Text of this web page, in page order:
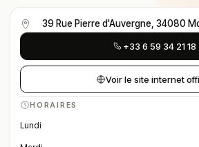
39 Rue Pierre d'Auvergne, 34080
+33 6 59 34 21 18
Voir le site internet
HORAIRES
Lundi